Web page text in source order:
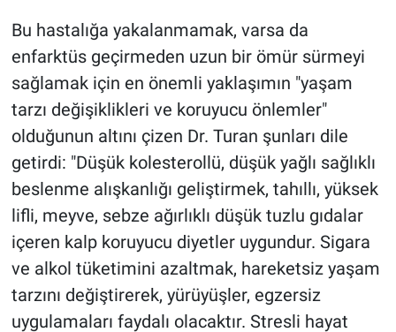
Bu hastalığa yakalanmamak, varsa da
enfarktüs geçirmeden uzun bir ömür sürmeyi
sağlamak için en önemli yaklaşımın "yaşam
tarzı değişiklikleri ve koruyucu önlemler"
olduğunun altını çizen Dr. Turan şunları dile
getirdi: "Düşük kolesterollü, düşük yağlı sağlıklı
beslenme alışkanlığı geliştirmek, tahıllı, yüksek
lifli, meyve, sebze ağırlıklı düşük tuzlu gıdalar
içeren kalp koruyucu diyetler uygundur. Sigara
ve alkol tüketimini azaltmak, hareketsiz yaşam
tarzını değiştirerek, yürüyüşler, egzersiz
uygulamaları faydalı olacaktır. Stresli hayat